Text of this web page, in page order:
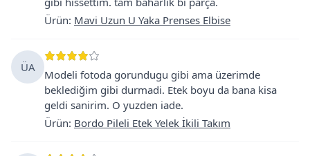
Ürün: Mavi Uzun U Yaka Prenses Elbise
ÜA
Modeli fotoda gorundugu gibi ama üzerimde
beklediğim gibi durmadi. Etek boyu da bana kisa
geldi sanirim. O yuzden iade.
Ürün: Bordo Pileli Etek Yelek İkili Takım